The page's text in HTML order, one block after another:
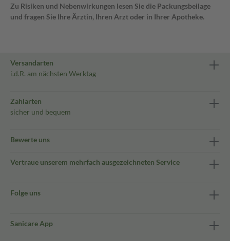
Zu Risiken und Nebenwirkungen lesen Sie die Packungsbeilage
und fragen Sie Ihre Ärztin, Ihren Arzt oder in Ihrer Apotheke.
Versandarten
i.d.R. am nächsten Werktag
Zahlarten
sicher und bequem
Bewerte uns
Vertraue unserem mehrfach ausgezeichneten Service
Folge uns
Sanicare App